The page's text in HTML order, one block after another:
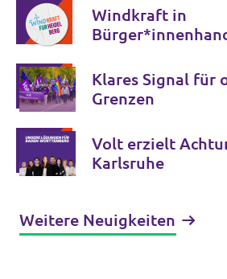
Windkraft in
„Windkraft für
und bringt
Klares Signal für
Grenzen
Volt erzielt
Karlsruhe
Weitere Neuigkeiten